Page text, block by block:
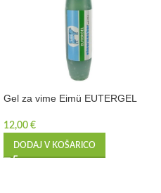
Gel za vime Eimü EUTERGEL
12,00 €
DODAJ V KOŠARICO